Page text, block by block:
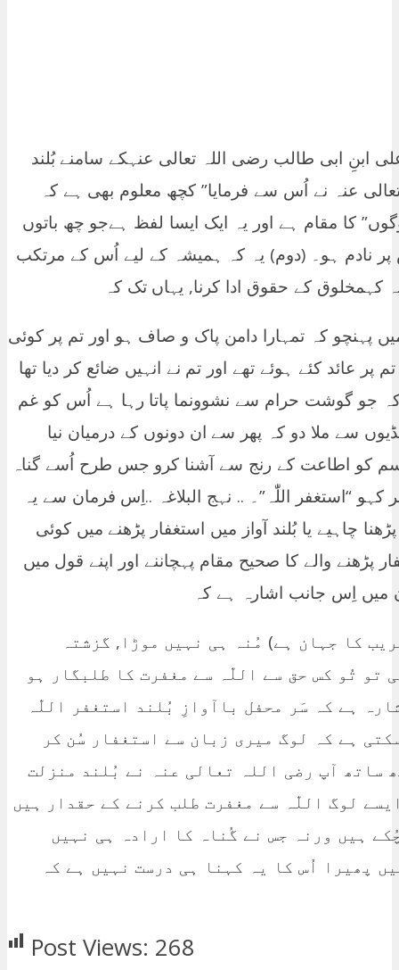
ابی طالب رضی اللہ تعالی عنہکے سامنے بُلند
عنہ نے اُس سے فرمایا” کچھ معلوم بھی ہے کہ
کا مقام ہے اور یہ ایک ایسا لفظ ہےجو چھ باتوں
نادم ہو۔ (دوم) یہ کہ ہمیشہ کے لیے اُس کے مرتکب
کہمخلوق کے حقوق ادا کرنا, یہاں تک کہ
کہ تمہارا دامن پاک و صاف ہو اور تم پر کوئی
عائد کئے ہوئے تھے اور تم نے انہیں ضائع کر دیا تھا
کہ جو گوشت حرام سے نشوونما پاتا رہا ہے اُس کو غم
سے ملا دو کہ پھر سے ان دونوں کے درمیان نیا
کو اطاعت کے رنج سے آشنا کرو جس طرح اُسے گناہ
“استغفر اللّٰہ”۔ .. نہج البلاغہ ..اِس فرمان سے یہ
چاہیے یا بُلند آواز میں استغفار پڑھنے میں کوئی
پڑھنے والے کا صحیح مقام پہچاننے اور اپنے قول میں
میں اِس جانب اشارہ ہے کہ
کا جہان ہے) مُنہ ہی نہیں موڑا, گزشتہ
تو تُو کس حق سے اللّٰہ سے مغفرت کا طلبگار ہو
ہے کہ سَر محفل باآوازِ بُلند استغفر اللّٰہ
ہے کہ لوگ میری زبان سے استغفار سُن کر
ساتھ آپ رضی اللہ تعالی عنہ نے بُلند منزلت
لوگ اللّٰہ سے مغفرت طلب کرنے کے حقدار ہیں
ہیں ورنہ جس نے گُناہ کا ارادہ ہی نہیں
پھیرا اُس کا یہ کہنا ہی درست نہیں ہے کہ
Post Views: 268